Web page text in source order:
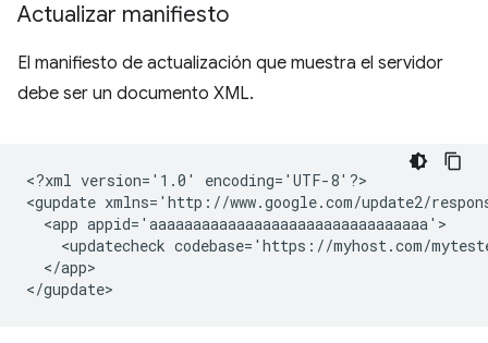
Actualizar manifiesto
El manifiesto de actualización que muestra el servidor
debe ser un documento XML.
<?xml version='1.0'
encoding='UTF-8'?>
<gupdate xmlns='http://www.google.com/update2/
<app
<updatecheck codebase='https://myhost.com/
</app>